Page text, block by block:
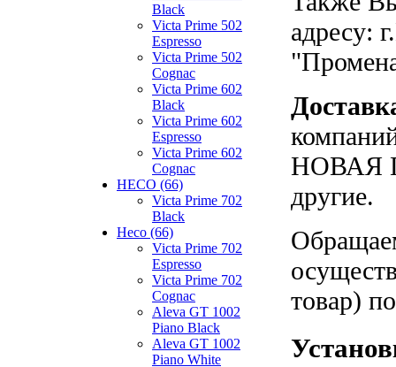
Black
Victa Prime 502
Espresso
Victa Prime 502
Cognac
Victa Prime 602
Black
Victa Prime 602
Espresso
Victa Prime 602
Cognac
HECO (66)
Victa Prime 702
Black
Heco (66)
Victa Prime 702
Espresso
Victa Prime 702
Cognac
Aleva GT 1002
Piano Black
Aleva GT 1002
Piano White
адресу:
НОВАЯ
другие.
товар)